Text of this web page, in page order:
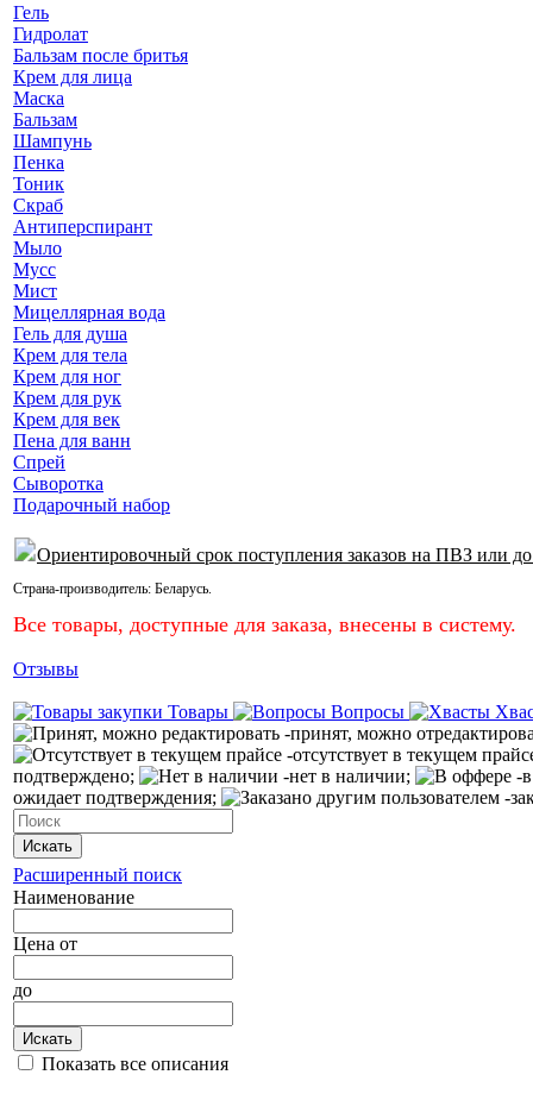
Гель
Гидролат
Бальзам после бритья
Крем для лица
Маска
Бальзам
Шампунь
Пенка
Тоник
Скраб
Антиперспирант
Мыло
Мусс
Мист
Мицеллярная вода
Гель для душа
Крем для тела
Крем для ног
Крем для рук
Крем для век
Пена для ванн
Спрей
Сыворотка
Подарочный набор
Ориентировочный срок поступления заказов на ПВЗ или
Страна-производитель: Беларусь.
Все товары, доступные для заказа, внесены в систему.
Отзывы
Товары Вопросы
-принят, можно
-отсутствует в текущем
подтверждено;
-нет в наличии;
-
ожидает подтверждения;
-
Искать
Расширенный поиск
Наименование
Цена от
до
Искать
Показать все описания